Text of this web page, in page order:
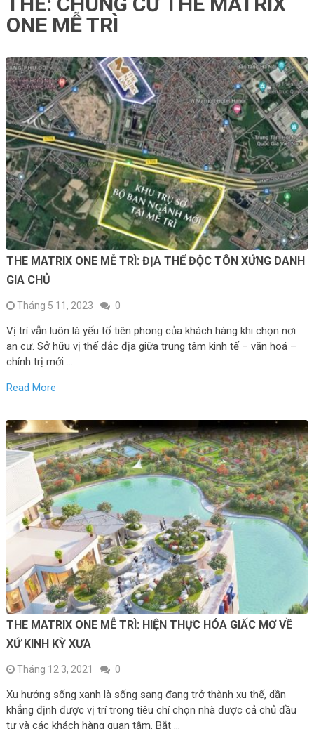
ONE MỄ TRÌ
THE MATRIX ONE MỄ TRÌ: ĐỊA THẾ ĐỘC TÔN XỨNG DANH
GIA CHỦ
Tháng 5 11, 2023 0
Vị trí vẫn luôn là yếu tố tiên phong của khách hàng khi chọn nơi
an cư. Sở hữu vị thế đắc địa giữa trung tâm kinh tế – văn hoá –
chính trị mới …
Read More
THE MATRIX ONE MỄ TRÌ: HIỆN THỰC HÓA GIẤC MƠ VỀ
XỨ KINH KỲ XƯA
Tháng 12 3, 2021 0
Xu hướng sống xanh là sống sang đang trở thành xu thế, dần
khẳng định được vị trí trong tiêu chí chọn nhà được cả chủ đầu
tư và các khách hàng quan tâm. Bắt …